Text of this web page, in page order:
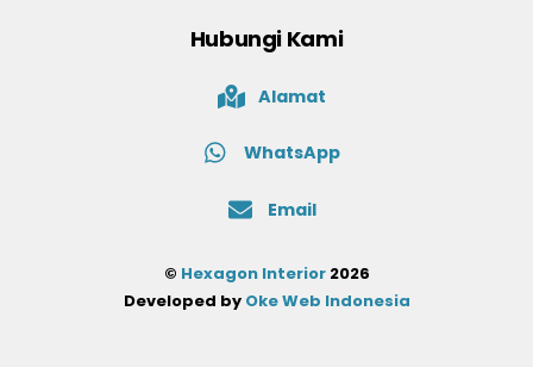
Hubungi Kami
Alamat
WhatsApp
Email
© Hexagon Interior2026
Developed by Oke Web Indonesia